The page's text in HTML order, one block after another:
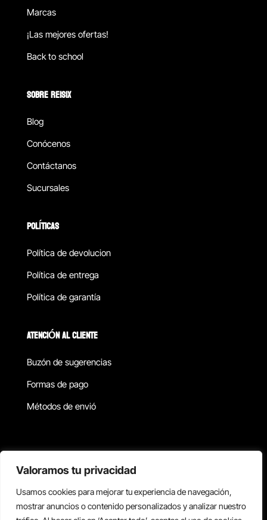
Valoramos tu privacidad
Usamos cookies para mejorar tu experiencia de navegación,
mostrar anuncios o contenido personalizados y analizar nuestro
Marcas
¡Las mejores ofertas!
Back to school
SOBRE REISIX
Blog
Conócenos
Contáctanos
Sucursales
POLÍTICAS
Política de devolucion
Política de entrega
Política de garantía
ATENCIÓN AL CLIENTE
Buzón de sugerencias
Formas de pago
Métodos de envió
Copyright © 2026 Reisix. Todos los derechos reservados.